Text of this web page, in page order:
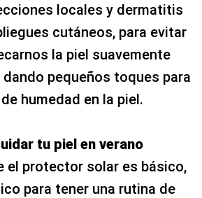
locales y dermatitis
cutáneos, para evitar
la piel suavemente
pequeños toques para
humedad en la piel.
tu piel en verano
el protector solar es básico,
para tener una rutina de